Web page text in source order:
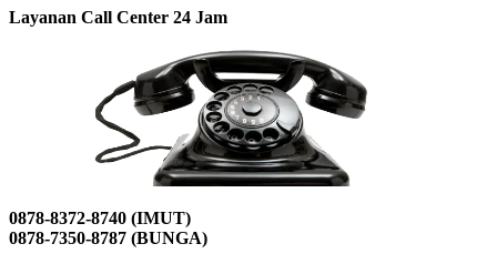
Layanan Call Center 24 Jam
0878-8372-8740 (IMUT)
0878-7350-8787 (BUNGA)